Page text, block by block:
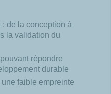
de la conception à
la validation du
répondre
durable
faible empreinte